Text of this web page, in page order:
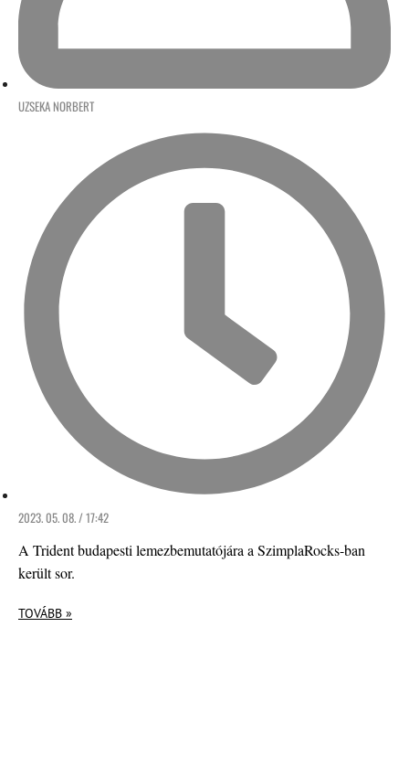
UZSEKA NORBERT
2023. 05. 08. / 17:42
A Trident budapesti lemezbemutatójára a SzimplaRocks-ban
került sor.
TOVÁBB »